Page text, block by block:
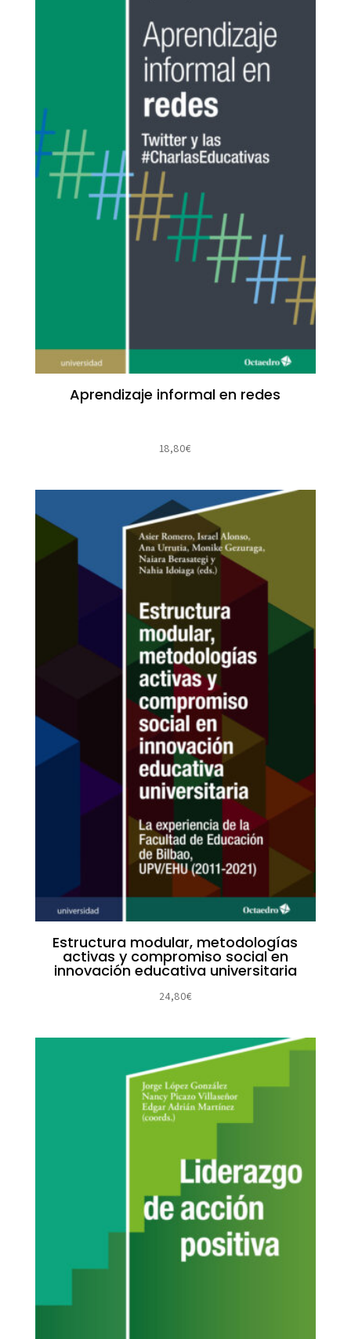
Aprendizaje informal en redes
18,80€
Estructura modular, metodologías
activas y compromiso social en
innovación educativa universitaria
24,80€